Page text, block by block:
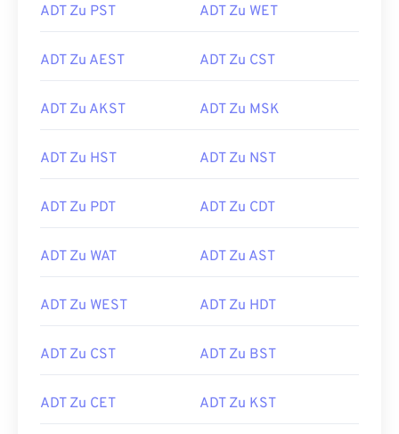
ADT Zu PST ADT Zu WET
ADT Zu AEST ADT Zu CST
ADT Zu AKST ADT Zu MSK
ADT Zu HST ADT Zu NST
ADT Zu PDT ADT Zu CDT
ADT Zu WAT ADT Zu AST
ADT Zu WEST ADT Zu HDT
ADT Zu CST ADT Zu BST
ADT Zu CET ADT Zu KST